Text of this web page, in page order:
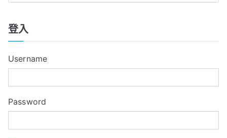
h
r
登入
Username
Password